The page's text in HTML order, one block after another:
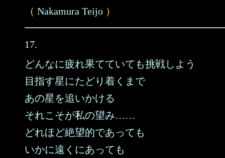
（ Nakamura Teijo ）
17.
どんなに疲れ果てていても挑戦しよう
目指す星にたどり着くまで
あの星を追いかける
それこそが私の望み……
どれほど絶望的であっても
いかに遠くにあっても